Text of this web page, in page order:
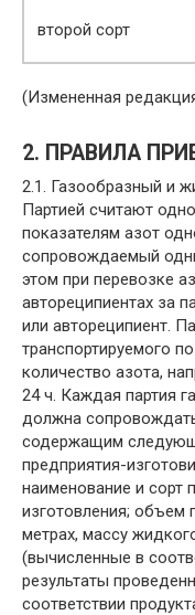
второй сорт
(Измененная
2. ПРАВИЛА
2.1. Газообразный и
Партией считают
показателям азот
сопровождаемый
этом при перевозке
автореципиентах за
или автореципиент.
транспортируемого
количество азота,
24 ч. Каждая партия
должна
содержащим
предприятия-
наименование и сорт
изготовления; объем
метрах, массу
(вычисленные в
результаты
соответствии